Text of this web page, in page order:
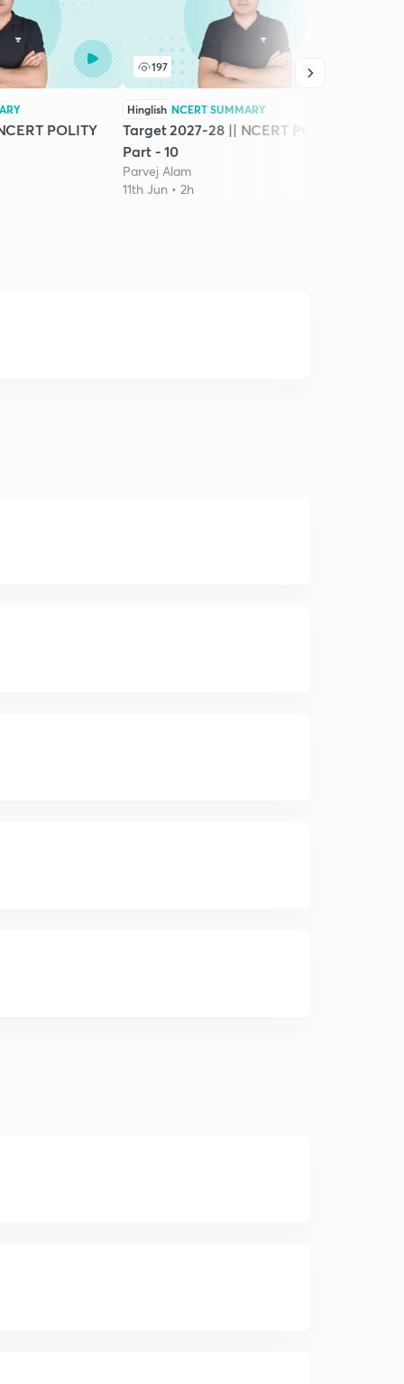
POLITY
197
Hinglish NCERT SUMMARY
Target 2027-28 || NCERT POLITY
Part - 10
Parvej Alam
11th Jun • 2h